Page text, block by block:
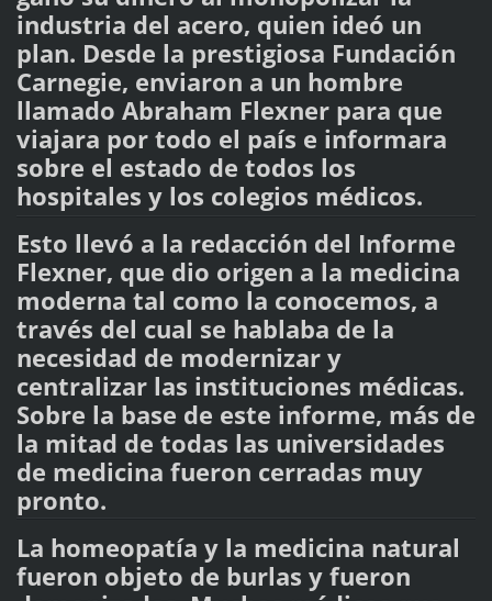
industria del acero, quien ideó un
plan. Desde la prestigiosa Fundación
Carnegie, enviaron a un hombre
llamado Abraham Flexner para que
viajara por todo el país e informara
sobre el estado de todos los
hospitales y los colegios médicos.
Esto llevó a la redacción del Informe
Flexner, que dio origen a la medicina
moderna tal como la conocemos, a
través del cual se hablaba de la
necesidad de modernizar y
centralizar las instituciones médicas.
Sobre la base de este informe, más de
la mitad de todas las universidades
de medicina fueron cerradas muy
pronto.
La homeopatía y la medicina natural
fueron objeto de burlas y fueron